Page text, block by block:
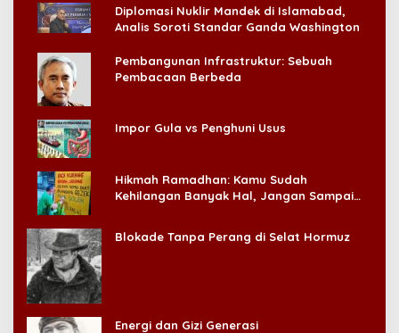
Diplomasi Nuklir Mandek di Islamabad,
Analis Soroti Standar Ganda Washington
Pembangunan Infrastruktur: Sebuah
Pembacaan Berbeda
Impor Gula vs Penghuni Usus
Hikmah Ramadhan: Kamu Sudah
Kehilangan Banyak Hal, Jangan Sampai
Blokade Tanpa Perang di Selat Hormuz
Energi dan Gizi Generasi